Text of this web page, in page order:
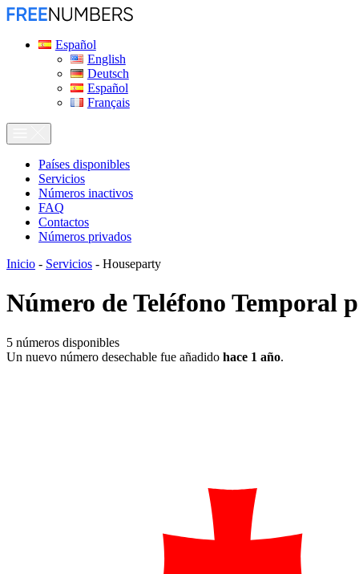
Español
English
Deutsch
Español
Français
Países disponibles
Servicios
Números inactivos
FAQ
Contactos
Números privados
Inicio - Servicios - Houseparty
Número de Teléfono Temporal
5 números disponibles
Un nuevo número desechable fue añadido hace 1 año.